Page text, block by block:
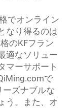
でオンライン
なり得るのは
のKFフラン
適なソリュー
マーサポート
で
ーズナブルな
う。また、オ